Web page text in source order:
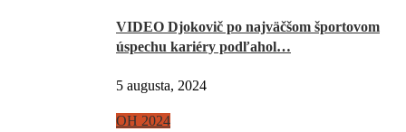
VIDEO Djokovič po najväčšom športovom
úspechu kariéry podľahol…
5 augusta, 2024
OH 2024